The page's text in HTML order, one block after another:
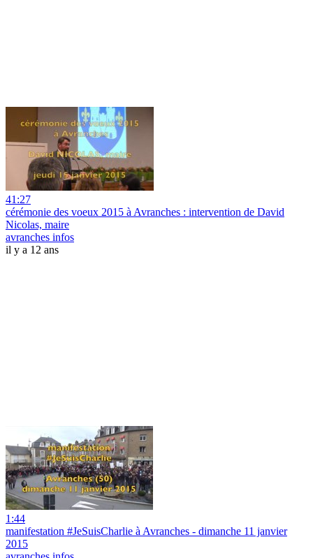
41:27
cérémonie des voeux 2015 à Avranches : intervention de David
Nicolas, maire
avranches infos
il y a 12 ans
1:44
manifestation #JeSuisCharlie à Avranches - dimanche 11 janvier
2015